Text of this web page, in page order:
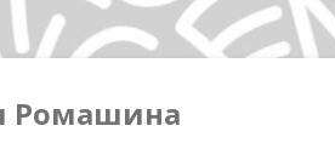
Ромашина